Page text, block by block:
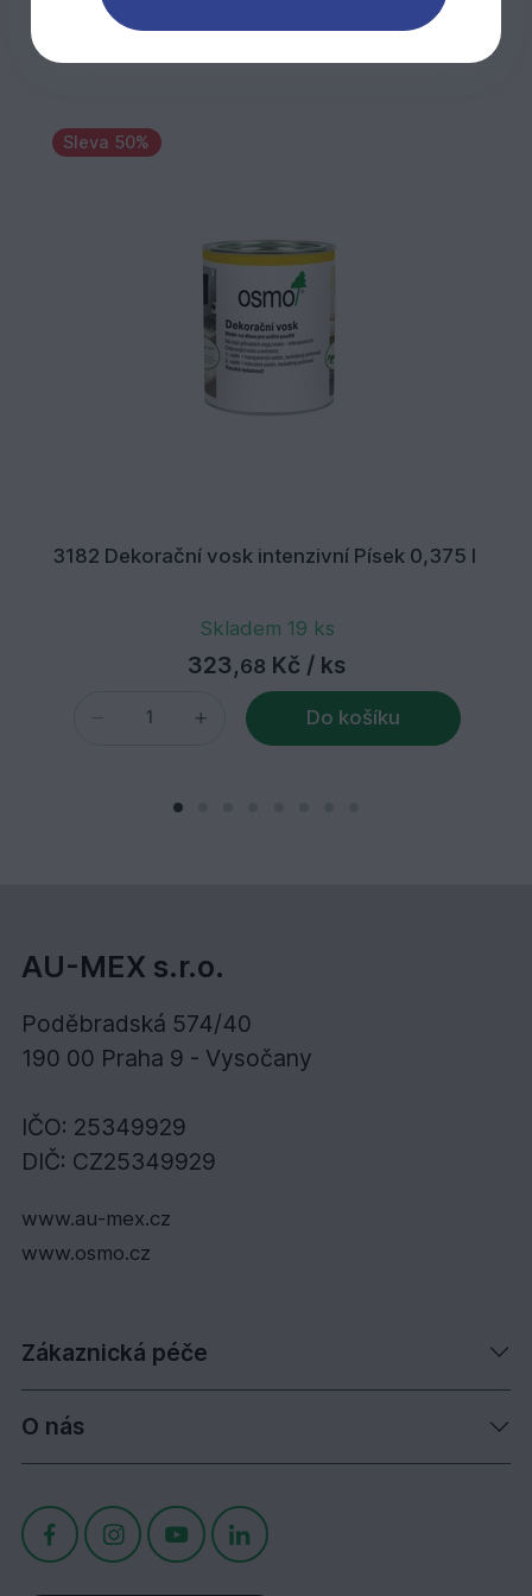
Sleva 50%
3182 Dekorační vosk intenzivní Písek 0,375 l
Skladem 19 ks
323,68 Kč / ks
Do košíku
AU-MEX s.r.o.
Poděbradská 574/40
190 00 Praha 9 - Vysočany
IČO: 25349929
DIČ: CZ25349929
www.au-mex.cz
www.osmo.cz
Zákaznická péče
O nás